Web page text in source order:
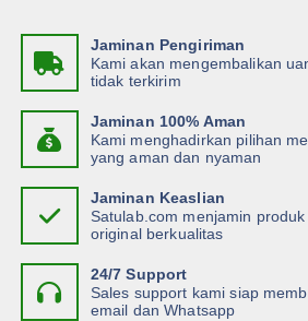
a
t
o
n
Jaminan Pengiriman
Kami akan mengembalikan
tidak terkirim
Jaminan 100% Aman
Kami menghadirkan pilihan
yang aman dan nyaman
Jaminan Keaslian
Satulab.com menjamin
original berkualitas
24/7 Support
Sales support kami siap
email dan Whatsapp